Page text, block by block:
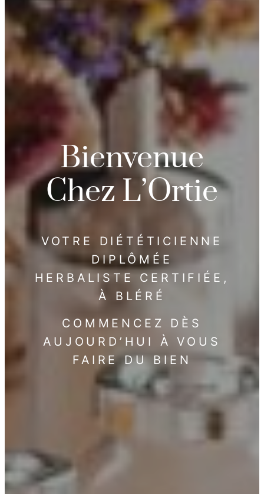
Bienvenue
Chez L’Ortie
VOTRE DIÉTÉTICIENNE
DIPLÔMÉE
HERBALISTE CERTIFIÉE,
À BLÉRÉ
COMMENCEZ DÈS
AUJOURD’HUI À VOUS
FAIRE DU BIEN